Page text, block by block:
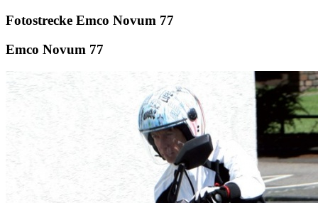
Fotostrecke Emco Novum 77
Emco Novum 77